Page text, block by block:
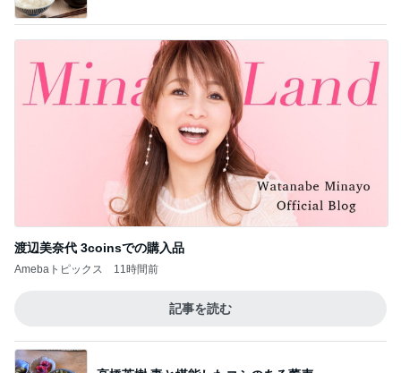
渡辺美奈代 3coinsでの購入品
Amebaトピックス 11時間前
記事を読む